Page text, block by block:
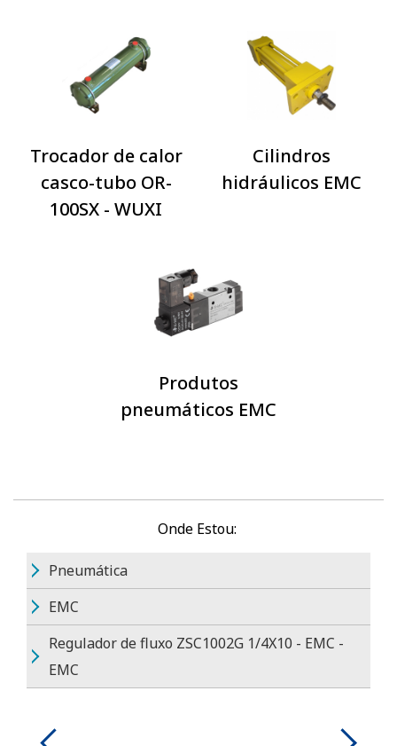
Trocador de calor
casco-tubo OR-
100SX - WUXI
Cilindros
hidráulicos EMC
Produtos
pneumáticos EMC
Onde Estou:
Pneumática
EMC
Regulador de fluxo ZSC1002G 1/4X10 - EMC -
EMC